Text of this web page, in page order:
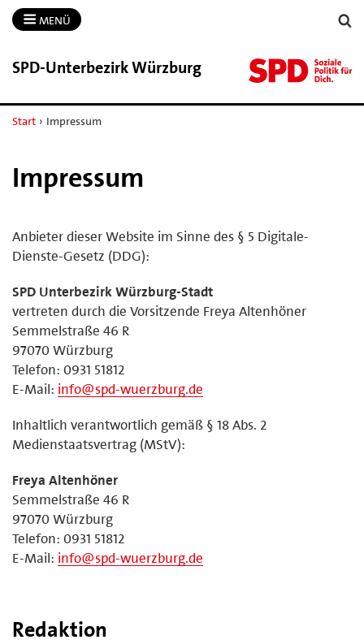
MENÜ
SPD-​Unterbezirk Würzburg
Start › Impressum
Impressum
Anbieter dieser Website im Sinne des § 5 Digitale-
Dienste-Gesetz (DDG):
SPD Unterbezirk Würzburg-Stadt
vertreten durch die Vorsitzende Freya Altenhöner
Semmelstraße 46 R
97070 Würzburg
Telefon: 0931 51812
E-Mail: info@spd-wuerzburg.de
Inhaltlich verantwortlich gemäß § 18 Abs. 2
Medienstaatsvertrag (MStV):
Freya Altenhöner
Semmelstraße 46 R
97070 Würzburg
Telefon: 0931 51812
E-Mail: info@spd-wuerzburg.de
Redaktion